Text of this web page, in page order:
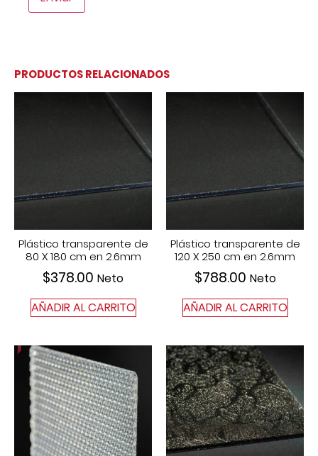
PRODUCTOS RELACIONADOS
Plástico transparente de
80 X 180 cm en 2.6mm
$378.00 Neto
AÑADIR AL CARRITO
Plástico transparente de
120 X 250 cm en 2.6mm
$788.00 Neto
AÑADIR AL CARRITO